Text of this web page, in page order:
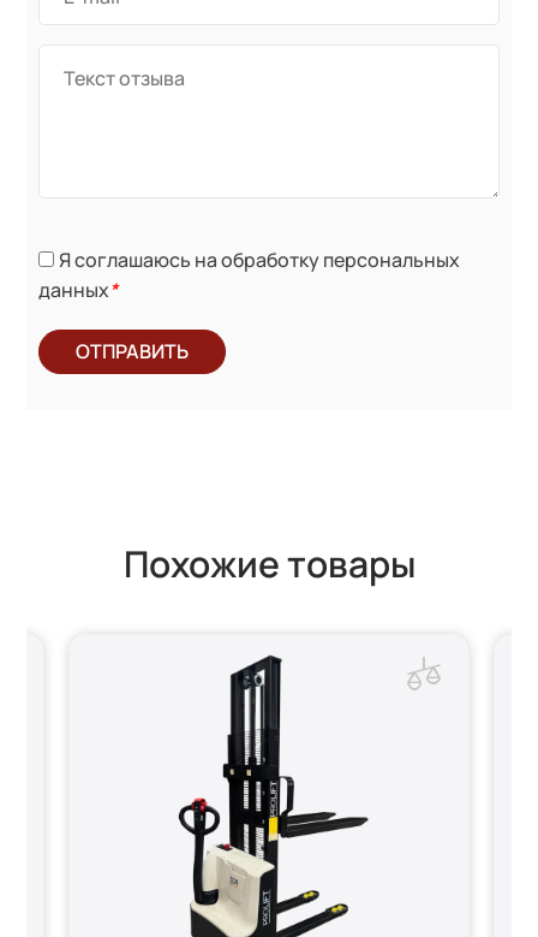
Я соглашаюсь на обработку персональных
данных*
ОТПРАВИТЬ
Похожие товары